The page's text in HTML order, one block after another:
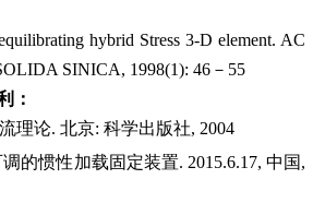
hybrid Stress 3-D element. AC
SINICA, 1998(1): 46－ 55
：
理论. 北京: 科学出版社, 2004
的惯性加载固定装置. 2015.6.17, 中国,